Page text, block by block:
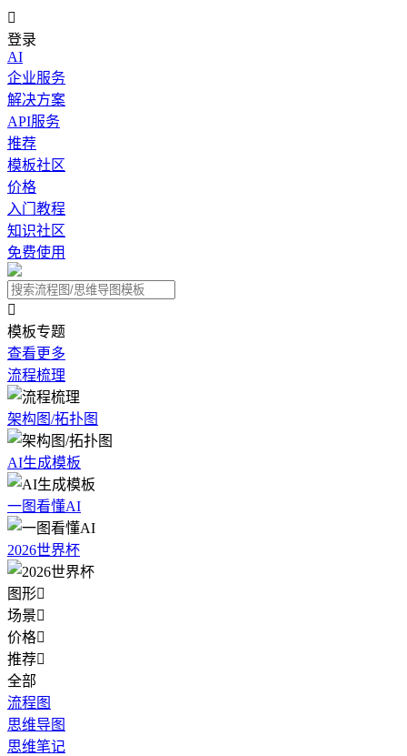

登录
AI
企业服务
解决方案
API服务
推荐
模板社区
价格
入门教程
知识社区
免费使用

模板专题
查看更多
流程梳理
架构图/拓扑图
AI生成模板
一图看懂AI
2026世界杯
图形
场景
价格
推荐
全部
流程图
思维导图
思维笔记